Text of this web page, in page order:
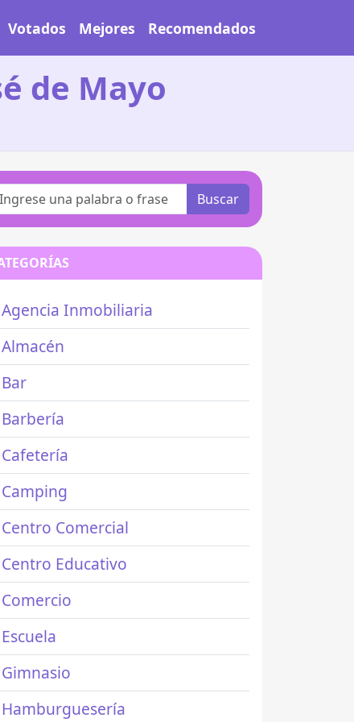
Votados Mejores Recomendados
de Mayo
Buscar
Agencia Inmobiliaria
Almacén
Bar
Barbería
Cafetería
Camping
Centro Comercial
Centro Educativo
Comercio
Escuela
Gimnasio
Hamburguesería